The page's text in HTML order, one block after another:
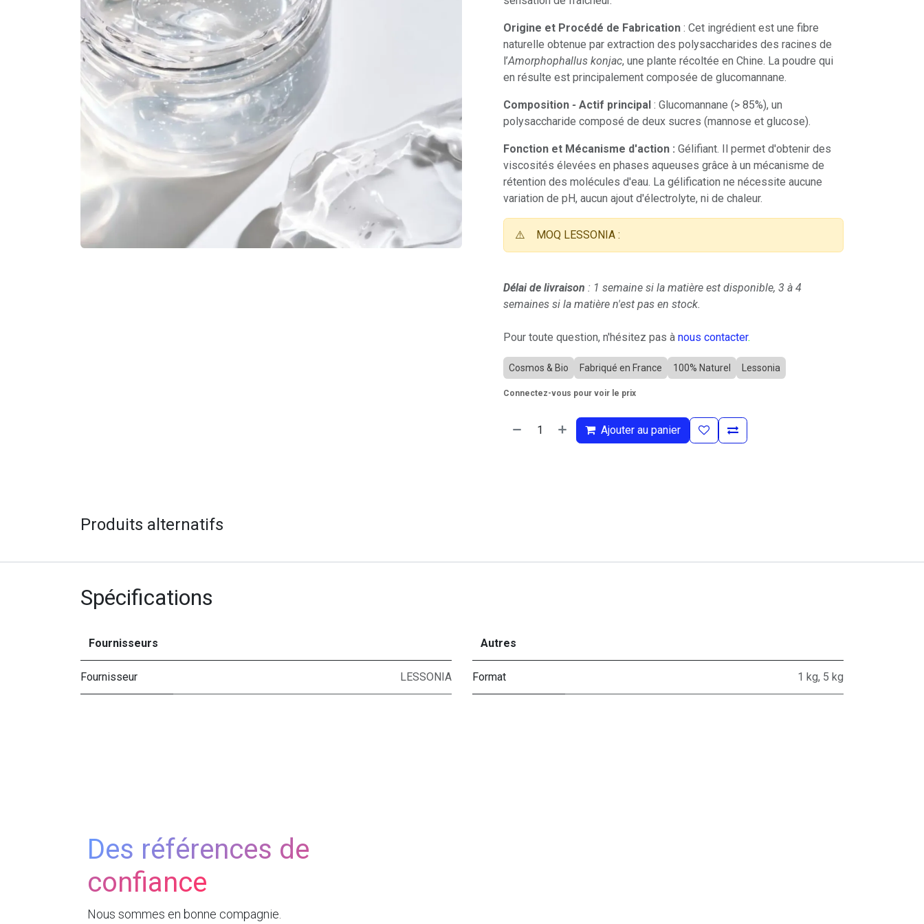
Origine et Procédé de Fabrication : Cet ingrédient est une fibre
naturelle obtenue par extraction des polysaccharides des racines de
l’Amorphophallus konjac, une plante récoltée en Chine. La poudre qui
en résulte est principalement composée de glucomannane.
Composition - Actif principal : Glucomannane (> 85%), un
polysaccharide composé de deux sucres (mannose et glucose).
Fonction et Mécanisme d'action : Gélifiant. Il permet d'obtenir des
viscosités élevées en phases aqueuses grâce à un mécanisme de
rétention des molécules d'eau. La gélification ne nécessite aucune
variation de pH, aucun ajout d'électrolyte, ni de chaleur.
⚠️ MOQ LESSONIA :
Délai de livraison : 1 semaine si la matière est disponible, 3 à 4
semaines si la matière n'est pas en stock.
Pour toute question, n'hésitez pas à nous contacter.
Cosmos & Bio Fabriqué en France 100% Naturel Lessonia
Connectez-vous pour voir le prix
Ajouter au panier
Produits alternatifs
Spécifications
Fournisseurs
Fournisseur LESSONIA
Autres
Format 1 kg, 5 kg
Des références de
confiance
Nous sommes en bonne compagnie.